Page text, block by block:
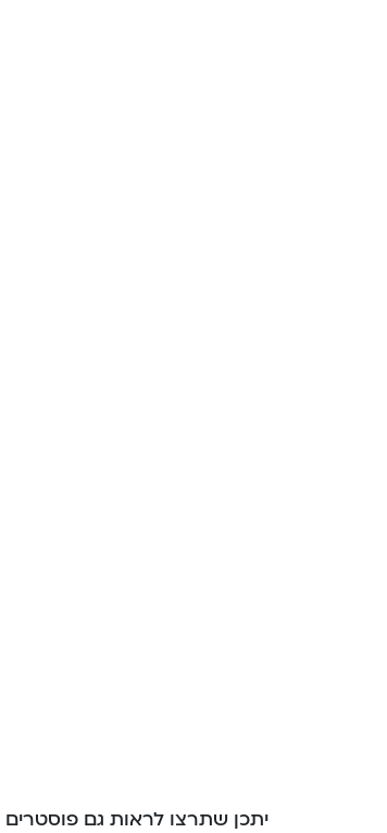
יתכן שתרצו לראות גם פוסטרים